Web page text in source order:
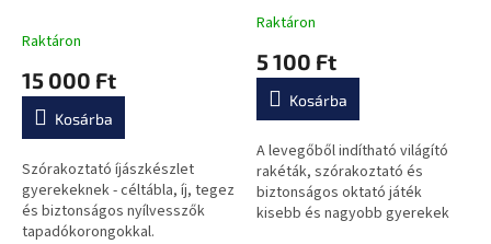
Raktáron
15 000 Ft
Kosárba
Szórakoztató íjászkészlet
gyerekeknek - céltábla, íj, tegez
és biztonságos nyílvesszők
tapadókorongokkal.
LURS780
A
átlagos
értékelése
0,0
csillag.
Raktáron
5 100 Ft
Kosárba
A levegőből indítható világító
rakéták, szórakoztató és
biztonságos oktató játék
kisebb és nagyobb gyerekek